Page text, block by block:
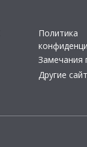
Политика
Замечания
Другие